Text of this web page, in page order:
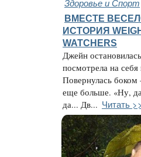
Здоровье и Спорт
ВМЕСТЕ
ИСТОРИЯ
WATCHERS
Джейн
посмотрела на
Повернулась боком
еще больше. «Ну,
да... Дв... Читать >>